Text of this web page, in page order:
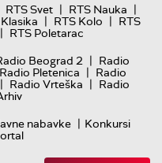
RTS Svet | RTS Nauka |
| RTS Kolo | RTS
| RTS Poletarac
Beograd 2 | Radio
Radio Pletenica | Radio
| Radio Vrteška | Radio
nabavke | Konkursi